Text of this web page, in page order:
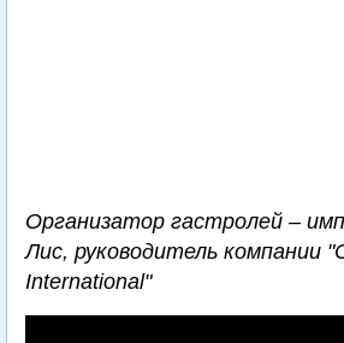
Организатор гастролей –
Лис, руководитель компании
International"